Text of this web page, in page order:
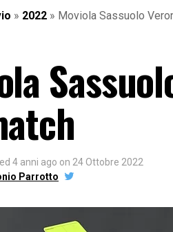
» 2022 » Moviola Sassuolo
4 anni ago on 24 Ottobre 2022
Parrotto